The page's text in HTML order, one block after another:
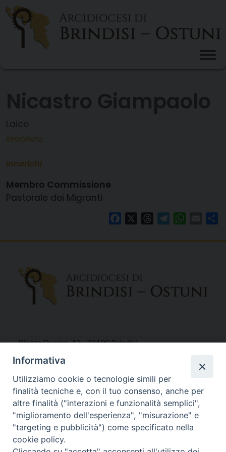
Skip
content
Laico
RESIDENZA:
Incarichi
Membro Commissione
Pastorale dei Migranti
FacebookThreadsTelegram Email
Piazza Duomo, 12 - 72100 Brindisi
Tel 0831.521958
Fax 0831.528315
Orari Curia
Mar. / Mer. / Giov. ore 9 - 13
nei mesi estivi solo Martedì ore 9 - 13
Informativa
Utilizziamo cookie o tecnologie simili per
finalità tecniche e, con il tuo consenso, anche per
altre finalità ("interazioni e funzionalità semplici",
"miglioramento dell'esperienza", "misurazione" e
"targeting e pubblicità") come specificato nella
cookie policy.